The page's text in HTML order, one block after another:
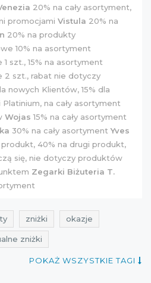
20% na cały asortyment,
promocjami Vistula 20% na
20% na produkty
10% na asortyment
szt., 15% na asortyment
2 szt., rabat nie dotyczy
nowych Klientów, 15% dla
na cały asortyment
Wojas 15% na cały asortyment
30% na cały asortymentYves
40% na drugi produkt,
się, nie dotyczy produktów
Zegarki Biżuteria T.
zniżki okazje
zniżki
noc zakupów noc zniżek
POKAŻ WSZYSTKIE TAGI